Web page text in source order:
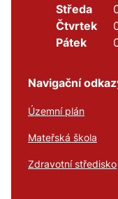
Středa
Čtvrtek
Pátek
Navigační
Územní plán
Mateřská škola
Zdravotní středisko